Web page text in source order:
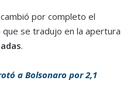
por completo el
que se tradujo en la apertura
.
a Bolsonaro por 2,1